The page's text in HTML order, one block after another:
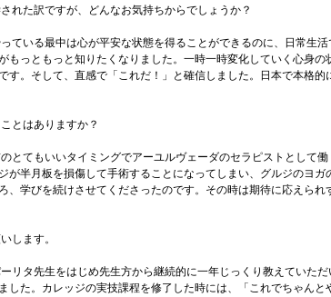
れた訳ですが、どんなお気持ちからでしょうか？
ている最中は心が平安な状態を得ることができるのに、日常
っともっと知りたくなりました。一時一時変化していく心身
。そして、直感で「これだ！」と確信しました。日本で本格
とはありますか？
とてもいいタイミングでアーユルヴェーダのセラピストとし
半月板を損傷して手術することになってしまい、グルジのヨ
学びを続けさせてくださったのです。その時は期待に応えら
します。
リタ先生をはじめ先生方から継続的に一年じっくり教えてい
た。カレッジの実技課程を修了した時には、「これでちゃん